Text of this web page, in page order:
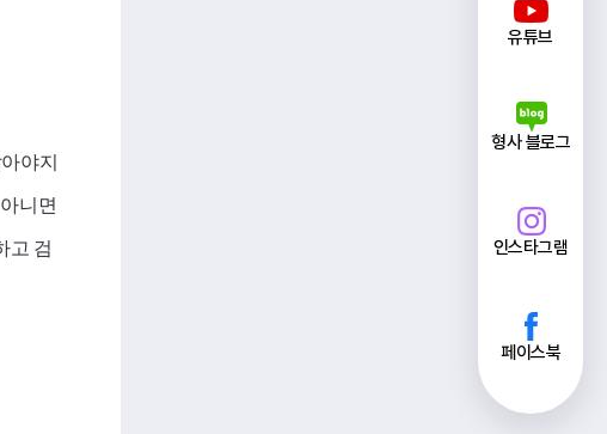
유튜브
형사 블로그
인스타그램
페이스북
야지
니면
고 검